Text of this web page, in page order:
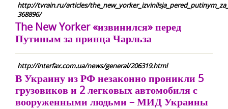
http://tvrain.ru/articles/
368896/
The New Yorker «извинился» перед
Путиным за принца Чарльза
http://interfax.com.ua/news/general/206319.html
В Украину из РФ незаконно проникли 5
грузовиков и 2 легковых автомобиля с
вооруженными людьми – МИД Украины